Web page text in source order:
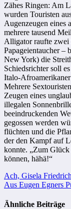
Zähes Ringen: Am
wurden Touristen
Augenzeugen eines
mehrere tausend
Alligator raufte zwei
Papageientaucher –
New York) die
Schiedsrichter soll
Italo-
Mehrere
Zeugen eines
illegalen
beeindruckenden
gegossen werden
flüchten und die
der den Kampf auf
konnte. „Zum
können, hähä!“
Ach, Gisela
Aus Eugen Egners
Ähnliche Beiträge